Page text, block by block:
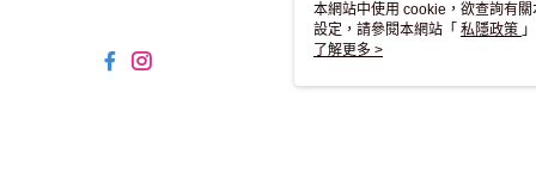
本網站中使用 cookie，欲查詢有
設定，請參閱本網站「 私隱政策
用 cookie。
了解更多 >